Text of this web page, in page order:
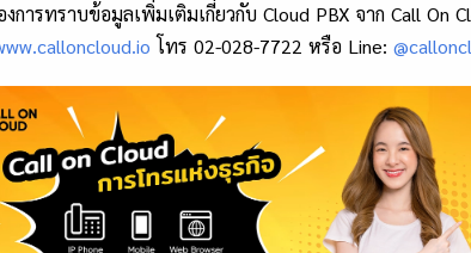
การทราบข้อมูลเพิ่มเติมเกี่ยวกับ Cloud PBX จาก Call On
โทร 02-028-7722 หรือ Line: